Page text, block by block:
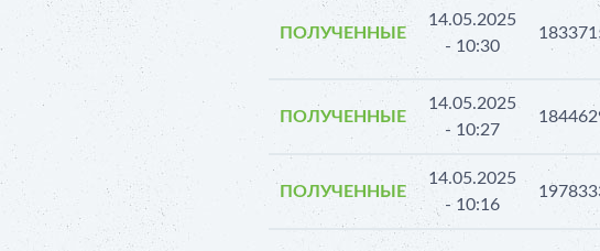
ПОЛУЧЕННЫЕ
14.05.2025
- 10:30
ПОЛУЧЕННЫЕ
14.05.2025
- 10:27
ПОЛУЧЕННЫЕ
14.05.2025
- 10:16